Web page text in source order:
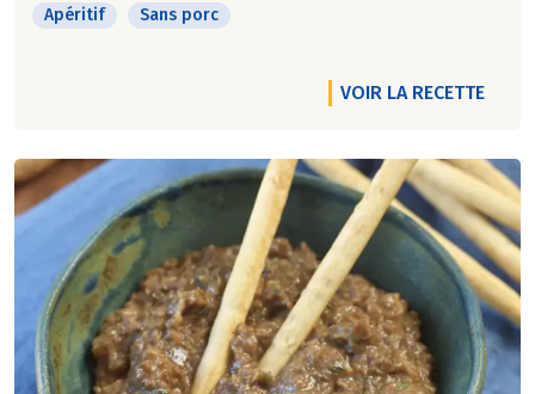
Apéritif Sans porc
VOIR LA RECETTE